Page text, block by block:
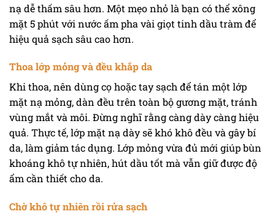
nạ dễ thấm sâu hơn. Một mẹo nhỏ là bạn có thể xông
mặt 5 phút với nước ấm pha vài giọt tinh dầu tràm để
hiệu quả sạch sâu cao hơn.
Thoa lớp mỏng và đều khắp da
Khi thoa, nên dùng cọ hoặc tay sạch để tán một lớp
mặt nạ mỏng, dàn đều trên toàn bộ gương mặt, tránh
vùng mắt và môi. Đừng nghĩ rằng càng dày càng hiệu
quả. Thực tế, lớp mặt nạ dày sẽ khó khô đều và gây bí
da, làm giảm tác dụng. Lớp mỏng vừa đủ mới giúp bùn
khoáng khô tự nhiên, hút dầu tốt mà vẫn giữ được độ
ẩm cần thiết cho da.
Chờ khô tự nhiên rồi rửa sạch